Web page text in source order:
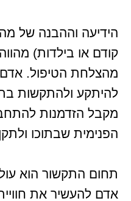
הידיעה וההבנה של
מהצלחת הטיפול.
להיתקע ולהתקשות
מקבל הזדמנות
הפנימית שבתוכו
תחום התקשור הוא
אדם להעשיר את